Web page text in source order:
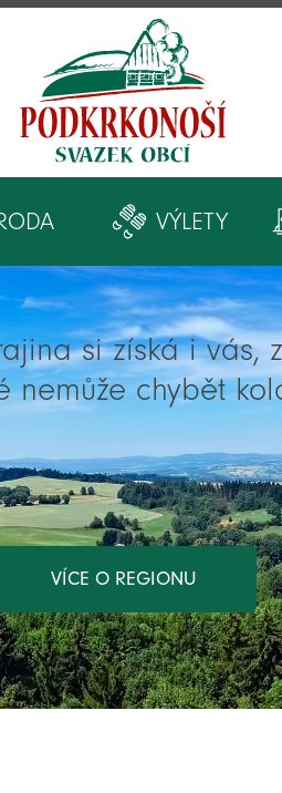
Zpět na titulní stranu
VÝLETY
si získá i vás,
chybět
VÍCE O REGIONU